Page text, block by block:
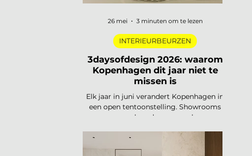
3daysofdesign 2026: waarom
Kopenhagen dit jaar niet te
missen is
Elk jaar in juni verandert Kopenhagen in
een open tentoonstelling. Showrooms
openen hun deuren, merken
designers uit de hele wereld komen
samen in een van de meest visueel
INTERIEURBEURZEN
26 mei 3 minuten om te lezen